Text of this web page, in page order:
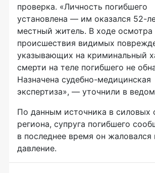
проверка. «Личность погибшего
установлена — им оказался 52-
местный житель. В ходе осмотра
происшествия видимых
указывающих на криминальный
смерти на теле погибшего не
Назначена судебно-медицинская
экспертиза», — уточнили в
По данным источника в силовых
региона, супруга погибшего
в последнее время он жаловался
давление.